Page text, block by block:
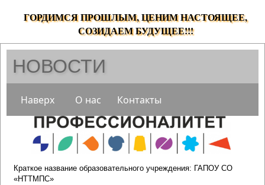
ГОРДИМСЯ ПРОШЛЫМ, ЦЕНИМ НАСТОЯЩЕЕ,
СОЗИДАЕМ БУДУЩЕЕ!!!